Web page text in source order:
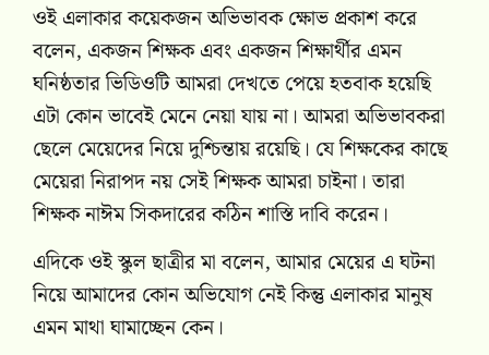
ওই এলাকার কয়েকজন অভিভাবক ক্ষোভ প্রকাশ করে
বলেন, একজন শিক্ষক এবং একজন শিক্ষার্থীর এমন
ঘনিষ্ঠতার ভিডিওটি আমরা দেখতে পেয়ে হতবাক হয়েছি
এটা কোন ভাবেই মেনে নেয়া যায় না। আমরা অভিভাবকরা
ছেলে মেয়েদের নিয়ে দুশ্চিন্তায় রয়েছি। যে শিক্ষকের কাছে
মেয়েরা নিরাপদ নয় সেই শিক্ষক আমরা চাইনা। তারা
শিক্ষক নাঈম সিকদারের কঠিন শাস্তি দাবি করেন।
এদিকে ওই স্কুল ছাত্রীর মা বলেন, আমার মেয়ের এ ঘটনা
নিয়ে আমাদের কোন অভিযোগ নেই কিন্তু এলাকার মানুষ
এমন মাথা ঘামাচ্ছেন কেন।